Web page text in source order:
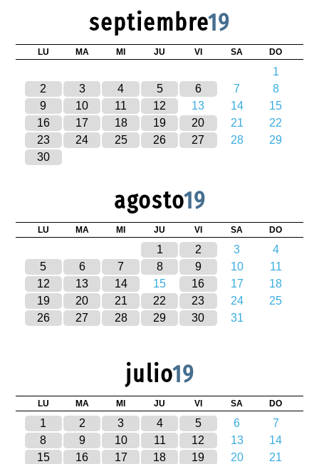
septiembre19
LU MA MI JU VI SA DO
1
2
3 4 5 6 7
8
9
10 11 12 13 14
15
16
17 18 19 20 21
22
23
24 25 26 27 28
29
30
agosto19
LU MA MI JU VI SA DO
1 2 3
4
5
6 7 8 9 10
11
12
13 14 15 16 17
18
19
20 21 22 23 24
25
26
27 28 29 30 31
julio19
LU MA MI JU VI SA DO
1 2 3 4 5 6
7
8
9 10 11 12 13
14
15
16 17 18 19 20
21